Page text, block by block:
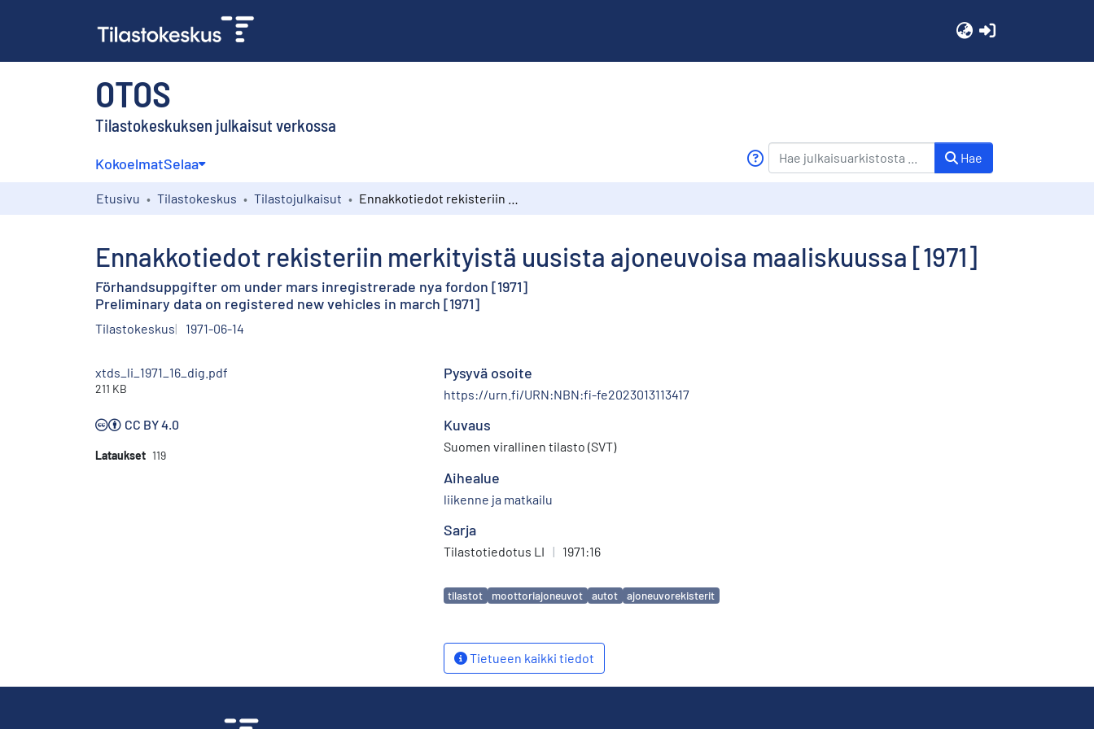
OTOS
Tilastokeskuksen julkaisut verkossa
KokoelmatSelaa Hae
Etusivu Tilastokeskus Tilastojulkaisut
Ennakkotiedot rekisteriin merkityistä uusista ajoneuvoisa maaliskuussa [1971]
Förhandsuppgifter om under mars inregistrerade nya fordon [1971]
Preliminary data on registered new vehicles in march [1971]
Tilastokeskus 1971-06-14
xtds_li_1971_16_dig.pdf
211 KB
CC BY 4.0
Lataukset 119
Pysyvä osoite
https://urn.fi/URN:NBN:fi-fe2023013113417
Kuvaus
Suomen virallinen tilasto (SVT)
Aihealue
liikenne ja matkailu
Sarja
Tilastotiedotus LI | 1971:16
Avainsanat
tilastot moottoriajoneuvot autot ajoneuvorekisterit
Tietueen kaikki tiedot